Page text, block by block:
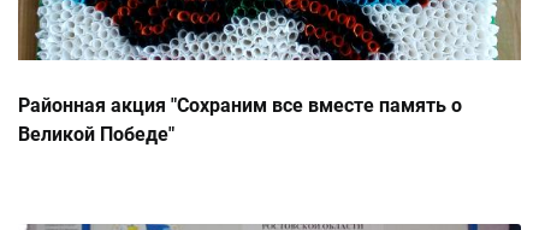
Районная акция "Сохраним все вместе память о
Великой Победе"